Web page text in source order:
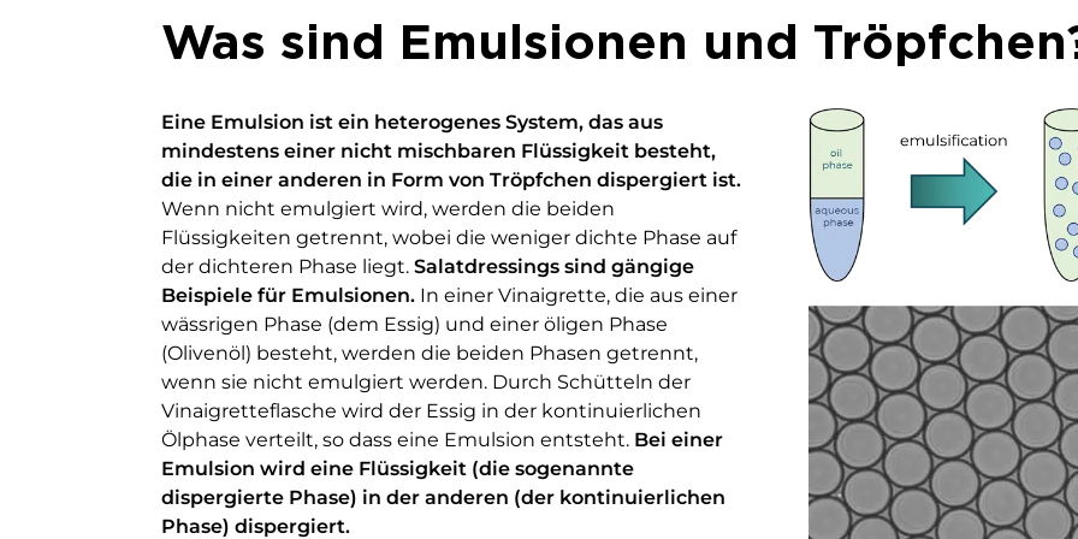
Was sind Emulsionen und
Eine Emulsion ist ein heterogenes System, das aus
mindestens einer nicht mischbaren Flüssigkeit besteht,
die in einer anderen in Form von Tröpfchen dispergiert ist.
Wenn nicht emulgiert wird, werden die beiden
Flüssigkeiten getrennt, wobei die weniger dichte Phase auf
der dichteren Phase liegt.Salatdressings sind gängige
Beispiele für Emulsionen. In einer Vinaigrette, die aus einer
wässrigen Phase (dem Essig) und einer öligen Phase
(Olivenöl) besteht, werden die beiden Phasen getrennt,
wenn sie nicht emulgiert werden. Durch Schütteln der
Vinaigretteflasche wird der Essig in der kontinuierlichen
Ölphase verteilt, so dass eine Emulsion entsteht. Bei einer
Emulsion wird eine Flüssigkeit (die sogenannte
dispergierte Phase) in der anderen (der kontinuierlichen
Phase) dispergiert.